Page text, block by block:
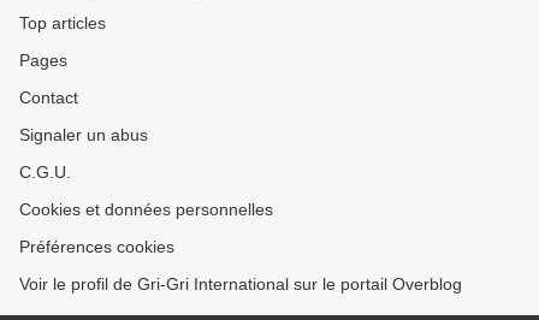
Top articles
Pages
Contact
Signaler un abus
C.G.U.
Cookies et données personnelles
Préférences cookies
Voir le profil de Gri-Gri International sur le portail Overblog